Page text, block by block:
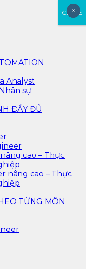
& AI Insight Data
dữ liệu & AI chuyên
– chứng khoán
tế, cá nhân hóa
Analyst
sự
ĐẦY ĐỦ
cao – Thực
nâng cao – Thực
TỪNG MÔN
×
CLOSE
×
×